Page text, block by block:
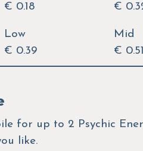
€ 0.18
€
Low
€ 0.39
Mid
€ 0.51
for up to 2 Psychic
like.